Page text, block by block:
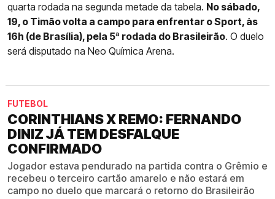
quarta rodada na segunda metade da tabela. No sábado,
19, o Timão volta a campo para enfrentar o Sport, às
16h (de Brasília), pela 5ª rodada do Brasileirão. O duelo
será disputado na Neo Química Arena.
FUTEBOL
CORINTHIANS X REMO: FERNANDO
DINIZ JÁ TEM DESFALQUE
CONFIRMADO
Jogador estava pendurado na partida contra o Grêmio e
recebeu o terceiro cartão amarelo e não estará em
campo no duelo que marcará o retorno do Brasileirão